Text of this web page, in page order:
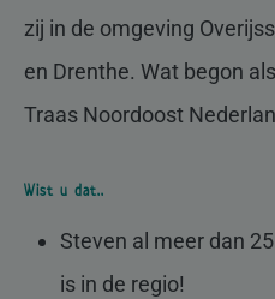
zij in de omgeving
en Drenthe. Wat begon
Traas Noordoost
Wist u dat..
Steven al meer dan
is in de regio!